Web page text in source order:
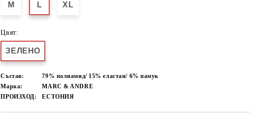
M L XL
Цвят:
ЗЕЛЕНО
Състав:
79% полиамид/ 15% еластан/ 6% памук
Марка:
MARC & ANDRE
ПРОИЗХОД:
ЕСТОНИЯ